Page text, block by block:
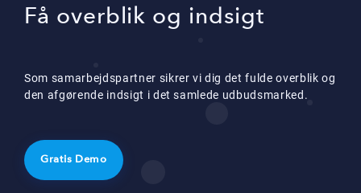
Få overblik og indsigt
Som samarbejdspartner sikrer vi dig det fulde overblik og
den afgørende indsigt i det samlede udbudsmarked.
Gratis Demo